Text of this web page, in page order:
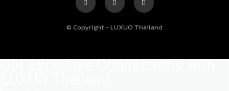
© Copyright - LUXUO Thailand
Get Exclusive Connections with